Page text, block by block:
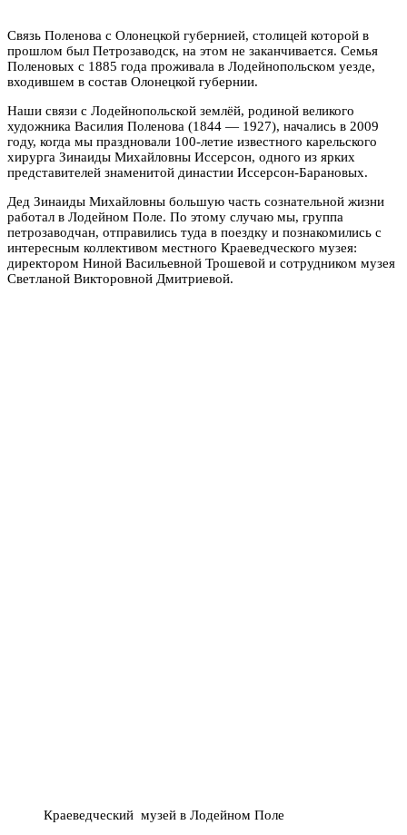
Связь Поленова с Олонецкой губернией, столицей которой в
прошлом был Петрозаводск, на этом не заканчивается. Семья
Поленовых с 1885 года проживала в Лодейнопольском уезде,
входившем в состав Олонецкой губернии.
Наши связи с Лодейнопольской землёй, родиной великого
художника Василия Поленова (1844 — 1927), начались в 2009
году, когда мы праздновали 100-летие известного карельского
хирурга Зинаиды Михайловны Иссерсон, одного из ярких
представителей знаменитой династии Иссерсон-Барановых.
Дед Зинаиды Михайловны большую часть сознательной жизни
работал в Лодейном Поле. По этому случаю мы, группа
петрозаводчан, отправились туда в поездку и познакомились с
интересным коллективом местного Краеведческого музея:
директором Ниной Васильевной Трошевой и сотрудником музея
Светланой Викторовной Дмитриевой.
Краеведческий музей в Лодейном Поле